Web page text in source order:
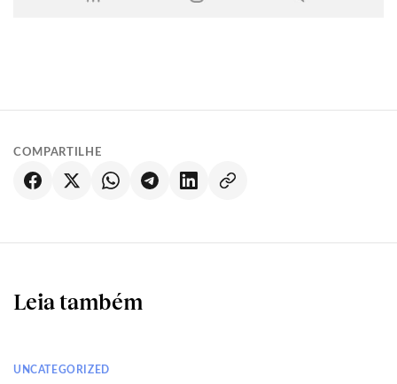
COMPARTILHE
Leia também
UNCATEGORIZED